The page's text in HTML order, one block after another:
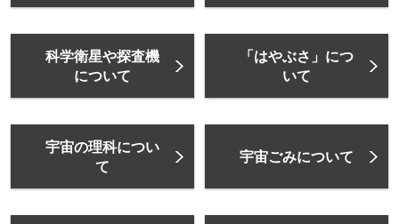
科学衛星や探査機
について
「はやぶさ」につ
いて
宇宙の理科につい
て
宇宙ごみについて